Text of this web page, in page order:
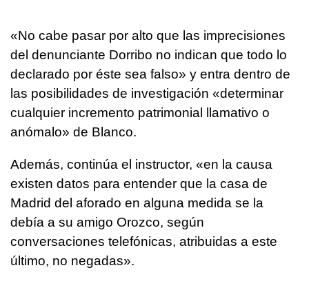
«No cabe pasar por alto que las imprecisiones
del denunciante Dorribo no indican que todo lo
declarado por éste sea falso» y entra dentro de
las posibilidades de investigación «determinar
cualquier incremento patrimonial llamativo o
anómalo» de Blanco.
Además, continúa el instructor, «en la causa
existen datos para entender que la casa de
Madrid del aforado en alguna medida se la
debía a su amigo Orozco, según
conversaciones telefónicas, atribuidas a este
último, no negadas».